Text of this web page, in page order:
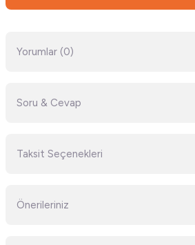
Yorumlar (0)
Soru & Cevap
Taksit Seçenekleri
Önerileriniz